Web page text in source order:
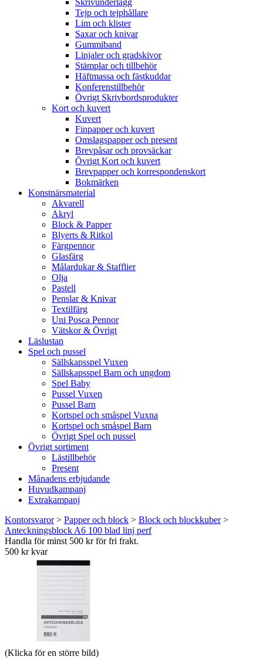
Skrivunderlägg
Tejp och tejphållare
Lim och klister
Saxar och knivar
Gummiband
Linjaler och gradskivor
Stämplar och tillbehör
Häftmassa och fästkuddar
Konferenstillbehör
Övrigt Skrivbordsprodukter
Kort och kuvert
Kuvert
Finpapper och kuvert
Omslagspapper och present
Brevpåsar och provsäckar
Övrigt Kort och kuvert
Brevpapper och korrespondenskort
Bokmärken
Konstnärsmaterial
Akvarell
Akryl
Block & Papper
Blyerts & Ritkol
Färgpennor
Glasfärg
Målardukar & Stafflier
Olja
Pastell
Penslar & Knivar
Textilfärg
Uni Posca Pennor
Vätskor & Övrigt
Läslustan
Spel och pussel
Sällskapsspel Vuxen
Sällskapsspel Barn och ungdom
Spel Baby
Pussel Vuxen
Pussel Barn
Kortspel och småspel Vuxna
Kortspel och småspel Barn
Övrigt Spel och pussel
Övrigt sortiment
Lästillbehör
Present
Månadens erbjudande
Huvudkampanj
Extrakampanj
Kontorsvaror> Papper och block > Block och blockkuber>
Anteckningsblock A6 100 blad linj perf
Handla för minst 500 kr för fri frakt.
500 kr kvar
(Klicka för en större bild)